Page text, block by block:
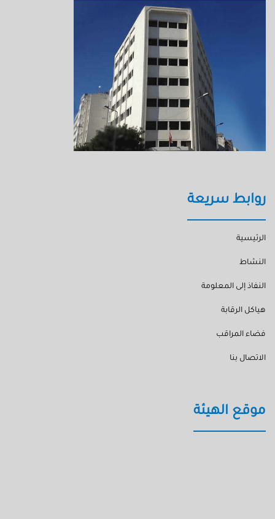
روابط سريعة
الرئيسية
النشاط
النفاذ إلى المعلومة
هياكل الرقابة
فضاء المراقب
الاتصال بنا
موقع الهيئة